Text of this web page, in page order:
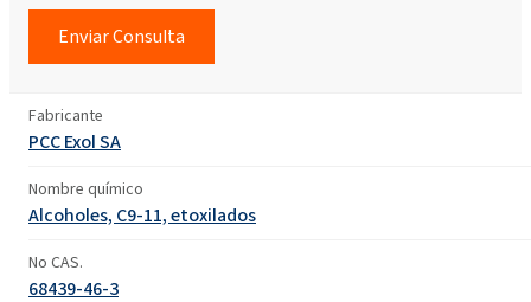
Enviar Consulta
Fabricante
PCC Exol SA
Nombre químico
Alcoholes, C9-11, etoxilados
No CAS.
68439-46-3